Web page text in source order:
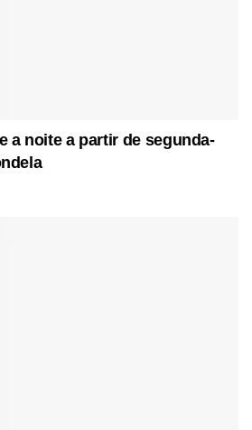
a noite a partir de segunda-